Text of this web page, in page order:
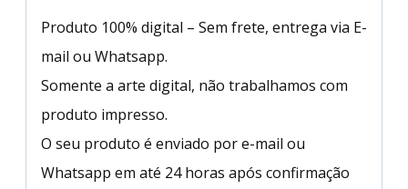
Produto 100% digital – Sem frete, entrega via E-
mail ou Whatsapp.
Somente a arte digital, não trabalhamos com
produto impresso.
O seu produto é enviado por e-mail ou
Whatsapp em até 24 horas após confirmação